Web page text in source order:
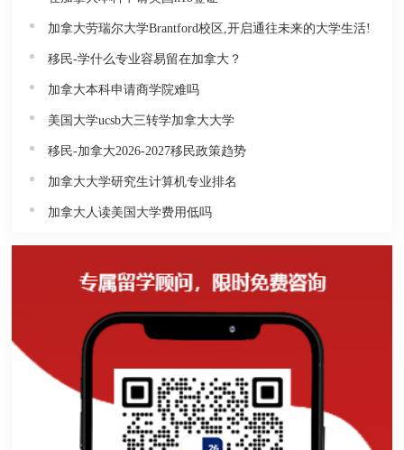
加拿大劳瑞尔大学Brantford校区,开启通往未来的大学生活!
移民-学什么专业容易留在加拿大？
加拿大本科申请商学院难吗
美国大学ucsb大三转学加拿大大学
移民-加拿大2026-2027移民政策趋势
加拿大大学研究生计算机专业排名
加拿大人读美国大学费用低吗